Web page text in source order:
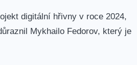
digitální hřivny v roce 2024,
Mykhailo Fedorov, který je